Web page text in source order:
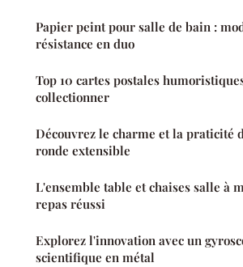
Papier peint pour salle de bain :
résistance en duo
Top 10 cartes postales
collectionner
Découvrez le charme et la praticité
ronde extensible
L'ensemble table et chaises salle à
repas réussi
Explorez l'innovation avec un
scientifique en métal